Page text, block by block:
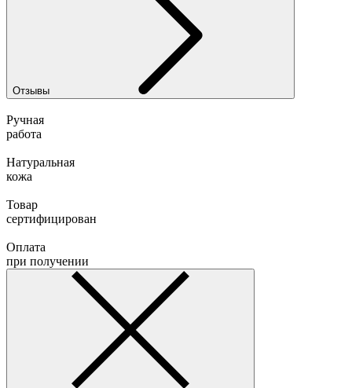
Отзывы
Ручная
работа
Натуральная
кожа
Товар
сертифицирован
Оплата
при получении